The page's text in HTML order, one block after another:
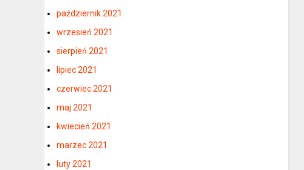
październik 2021
wrzesień 2021
sierpień 2021
lipiec 2021
czerwiec 2021
maj 2021
kwiecień 2021
marzec 2021
luty 2021